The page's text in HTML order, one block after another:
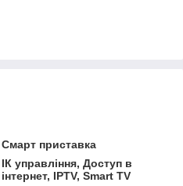
Смарт приставка
ІК управління, Доступ в
інтернет, IPTV, Smart TV